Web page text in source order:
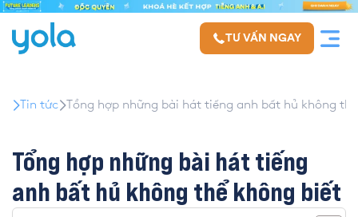
TƯ VẤN NGAY
Tin tức Tổng hợp những bài hát tiếng anh bất hủ không
Tổng hợp những bài hát tiếng
anh bất hủ không thể không biết